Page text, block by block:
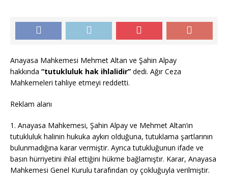
Anayasa Mahkemesi Mehmet Altan ve Şahin Alpay
hakkında “tutukluluk hak ihlalidir” dedi. Ağır Ceza
Mahkemeleri tahliye etmeyi reddetti.
Reklam alanı
1. Anayasa Mahkemesi, Şahin Alpay ve Mehmet Altan’ın
tutukluluk halinin hukuka aykırı olduğuna, tutuklama şartlarının
bulunmadığına karar vermiştir. Ayrıca tutukluğunun ifade ve
basın hürriyetini ihlal ettiğini hükme bağlamıştır. Karar, Anayasa
Mahkemesi Genel Kurulu tarafından oy çokluğuyla verilmiştir.